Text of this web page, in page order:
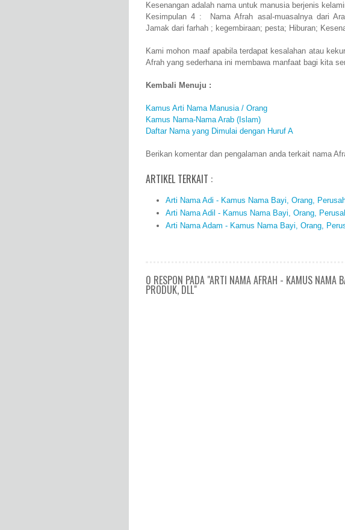
Kesenangan adalah nama untuk manusia berjenis
Kesimpulan 4 : Nama Afrah asal-muasalnya dari
Jamak dari farhah ; kegembiraan; pesta; Hiburan;
Kami mohon maaf apabila terdapat kesalahan atau
Afrah yang sederhana ini membawa manfaat bagi kita
Kembali Menuju :
Kamus Arti Nama Manusia / Orang
Kamus Nama-Nama Arab (Islam)
Daftar Nama yang Dimulai dengan Huruf A
Berikan komentar dan pengalaman anda terkait nama
ARTIKEL TERKAIT :
Arti Nama Adi - Kamus Nama Bayi, Orang,
Arti Nama Adil - Kamus Nama Bayi, Orang,
Arti Nama Adam - Kamus Nama Bayi, Orang,
0 RESPON PADA "ARTI NAMA AFRAH - KAMUS NAMA
PRODUK, DLL"